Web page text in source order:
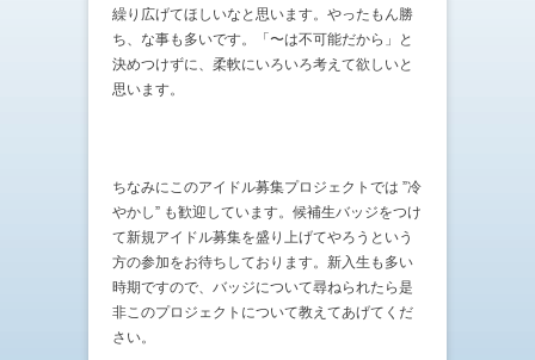
繰り広げてほしいなと思います。やったもん勝
ち、な事も多いです。「〜は不可能だから」と
決めつけずに、柔軟にいろいろ考えて欲しいと
思います。
ちなみにこのアイドル募集プロジェクトでは ”冷
やかし” も歓迎しています。候補生バッジをつけ
て新規アイドル募集を盛り上げてやろうという
方の参加をお待ちしております。新入生も多い
時期ですので、バッジについて尋ねられたら是
非このプロジェクトについて教えてあげてくだ
さい。